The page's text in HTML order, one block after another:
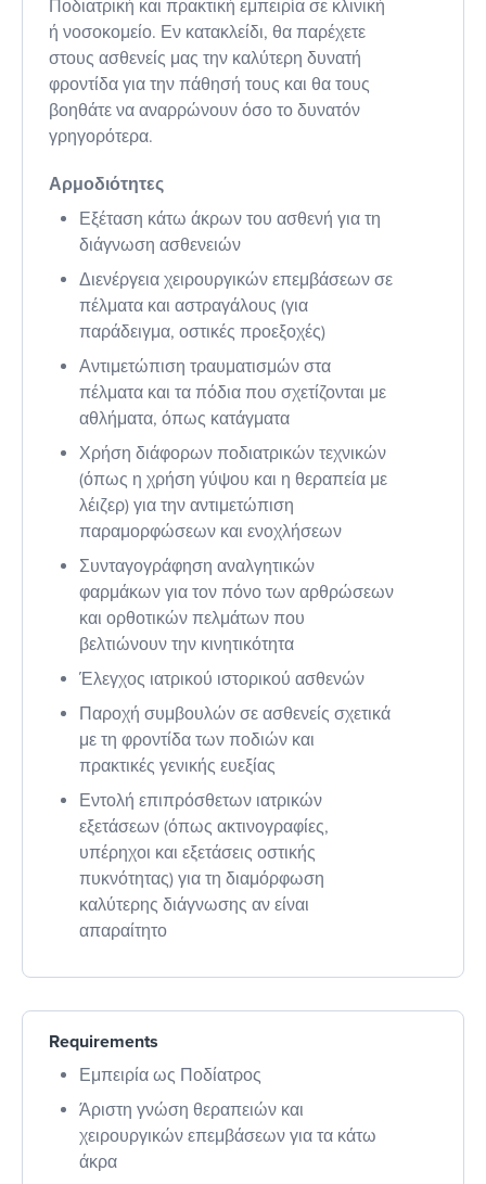
Ποδιατρική και πρακτική εμπειρία σε κλινική
ή νοσοκομείο. Εν κατακλείδι, θα παρέχετε
στους ασθενείς μας την καλύτερη δυνατή
φροντίδα για την πάθησή τους και θα τους
βοηθάτε να αναρρώνουν όσο το δυνατόν
γρηγορότερα.
Αρμοδιότητες
Εξέταση κάτω άκρων του ασθενή για τη
διάγνωση ασθενειών
Διενέργεια χειρουργικών επεμβάσεων σε
πέλματα και αστραγάλους (για
παράδειγμα, οστικές προεξοχές)
Αντιμετώπιση τραυματισμών στα
πέλματα και τα πόδια που σχετίζονται με
αθλήματα, όπως κατάγματα
Χρήση διάφορων ποδιατρικών τεχνικών
(όπως η χρήση γύψου και η θεραπεία με
λέιζερ) για την αντιμετώπιση
παραμορφώσεων και ενοχλήσεων
Συνταγογράφηση αναλγητικών
φαρμάκων για τον πόνο των αρθρώσεων
και ορθοτικών πελμάτων που
βελτιώνουν την κινητικότητα
Έλεγχος ιατρικού ιστορικού ασθενών
Παροχή συμβουλών σε ασθενείς σχετικά
με τη φροντίδα των ποδιών και
πρακτικές γενικής ευεξίας
Εντολή επιπρόσθετων ιατρικών
εξετάσεων (όπως ακτινογραφίες,
υπέρηχοι και εξετάσεις οστικής
πυκνότητας) για τη διαμόρφωση
καλύτερης διάγνωσης αν είναι
απαραίτητο
Requirements
Εμπειρία ως Ποδίατρος
Άριστη γνώση θεραπειών και
χειρουργικών επεμβάσεων για τα κάτω
άκρα